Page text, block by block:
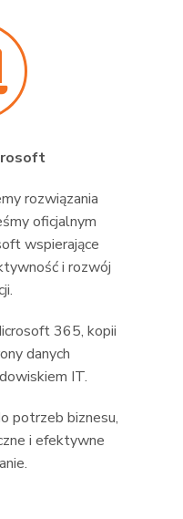
rozwiązania
oficjalnym
wspierające
i rozwój
365, kopii
danych
IT.
potrzeb biznesu,
i efektywne